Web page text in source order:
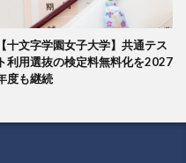
【十文字学園女子大学】共通テス
ト利用選抜の検定料無料化を2027
度も継続